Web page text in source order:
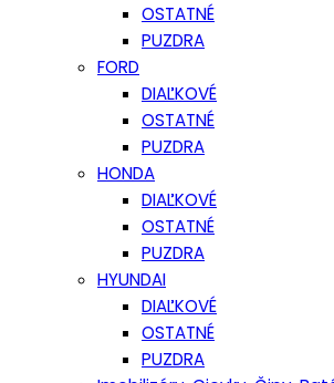
OSTATNÉ
PUZDRA
FORD
DIAĽKOVÉ
OSTATNÉ
PUZDRA
HONDA
DIAĽKOVÉ
OSTATNÉ
PUZDRA
HYUNDAI
DIAĽKOVÉ
OSTATNÉ
PUZDRA